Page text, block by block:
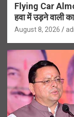
Flying Car
हवा में उड़ने वाली
August 8, 2026